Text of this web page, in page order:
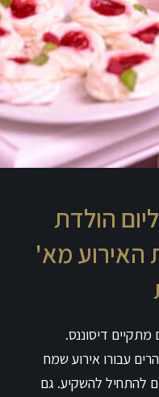
הולדת
האירוע מא'
דיסוננס.
עבורו אירוע שמח
להתחיל להשקיע. גם